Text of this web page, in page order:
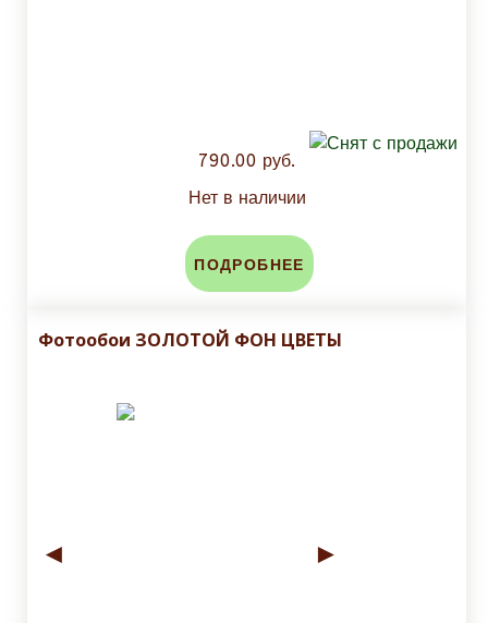
790.00 руб.
Нет в наличии
ПОДРОБНЕЕ
Фотообои ЗОЛОТОЙ ФОН ЦВЕТЫ
◄ ►